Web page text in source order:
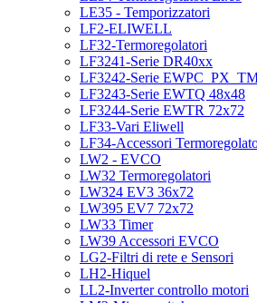
LE35 - Temporizzatori
LF2-ELIWELL
LF32-Termoregolatori
LF3241-Serie DR40xx
LF3242-Serie
LF3243-Serie EWTQ 48x48
LF3244-Serie EWTR 72x72
LF33-Vari Eliwell
LF34-Accessori
LW2 - EVCO
LW32 Termoregolatori
LW324 EV3 36x72
LW395 EV7 72x72
LW33 Timer
LW39 Accessori EVCO
LG2-Filtri di rete e Sensori
LH2-Hiquel
LL2-Inverter controllo motori